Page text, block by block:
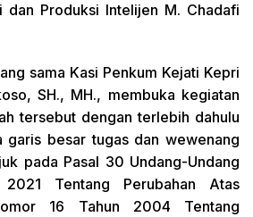
dan Produksi Intelijen M. Chadafi
sama Kasi Penkum Kejati Kepri
SH., MH., membuka kegiatan
tersebut dengan terlebih dahulu
garis besar tugas dan wewenang
pada Pasal 30 Undang-Undang
Tentang Perubahan Atas
16 Tahun 2004 Tentang